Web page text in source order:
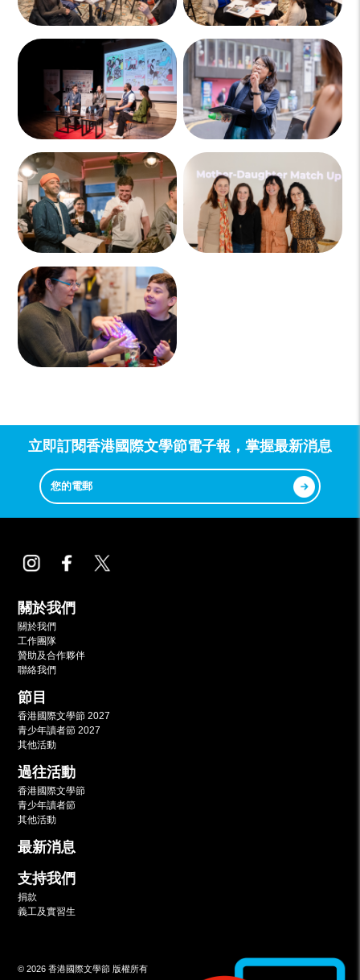
立即訂閱香港國際文學節電子報，掌握最新消息
關於我們
關於我們
工作團隊
贊助及合作夥伴
聯絡我們
節目
香港國際文學節 2027
青少年讀者節 2027
其他活動
過往活動
香港國際文學節
青少年讀者節
其他活動
最新消息
支持我們
捐款
義工及實習生
© 2026 香港國際文學節 版權所有